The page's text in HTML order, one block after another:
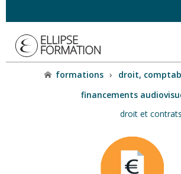
formations › droit,
financements
droit et